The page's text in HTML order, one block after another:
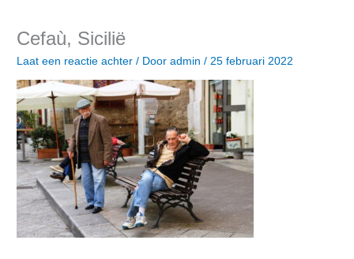
Cefaù, Sicilië
Laat een reactie achter / Dooradmin/ 25 februari 2022